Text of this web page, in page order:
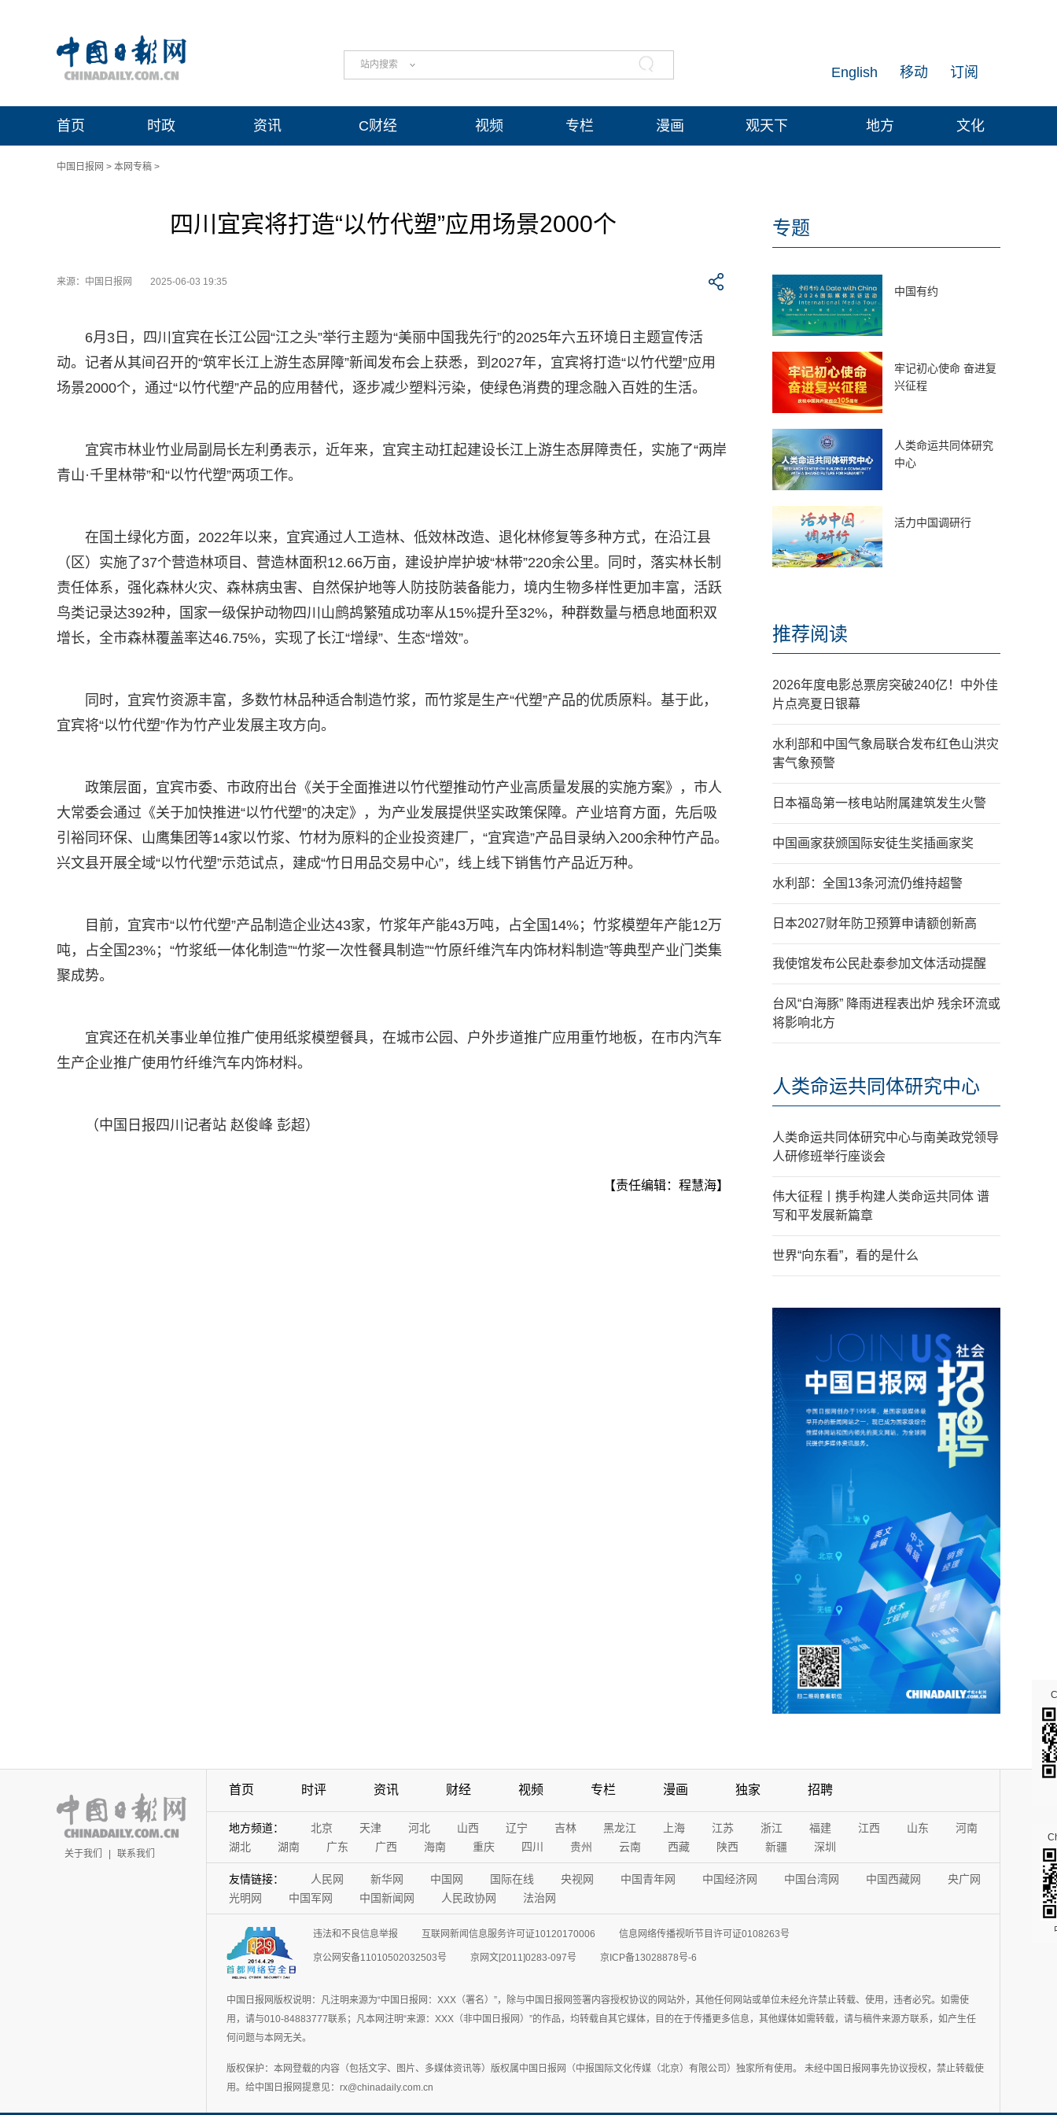
站内搜索 订阅
移动
English
首页 时政 资讯 C财经 视频 专栏 漫画 观天下 地方 文化
中国日报网 > 本网专稿 >
四川宜宾将打造“以竹代塑”应用场景2000个
来源：中国日报网 2025-06-03 19:35
6月3日，四川宜宾在长江公园“江之头”举行主题为“美丽中国我先行”的2025年六五环境日主题宣传活
动。记者从其间召开的“筑牢长江上游生态屏障”新闻发布会上获悉，到2027年，宜宾将打造“以竹代塑”应用
场景2000个，通过“以竹代塑”产品的应用替代，逐步减少塑料污染，使绿色消费的理念融入百姓的生活。
宜宾市林业竹业局副局长左利勇表示，近年来，宜宾主动扛起建设长江上游生态屏障责任，实施了“两岸
青山·千里林带”和“以竹代塑”两项工作。
在国土绿化方面，2022年以来，宜宾通过人工造林、低效林改造、退化林修复等多种方式，在沿江县
（区）实施了37个营造林项目、营造林面积12.66万亩，建设护岸护坡“林带”220余公里。同时，落实林长制
责任体系，强化森林火灾、森林病虫害、自然保护地等人防技防装备能力，境内生物多样性更加丰富，活跃
鸟类记录达392种，国家一级保护动物四川山鹧鸪繁殖成功率从15%提升至32%，种群数量与栖息地面积双
增长，全市森林覆盖率达46.75%，实现了长江“增绿”、生态“增效”。
同时，宜宾竹资源丰富，多数竹林品种适合制造竹浆，而竹浆是生产“代塑”产品的优质原料。基于此，
宜宾将“以竹代塑”作为竹产业发展主攻方向。
政策层面，宜宾市委、市政府出台《关于全面推进以竹代塑推动竹产业高质量发展的实施方案》，市人
大常委会通过《关于加快推进“以竹代塑”的决定》，为产业发展提供坚实政策保障。产业培育方面，先后吸
引裕同环保、山鹰集团等14家以竹浆、竹材为原料的企业投资建厂，“宜宾造”产品目录纳入200余种竹产品。
兴文县开展全域“以竹代塑”示范试点，建成“竹日用品交易中心”，线上线下销售竹产品近万种。
目前，宜宾市“以竹代塑”产品制造企业达43家，竹浆年产能43万吨，占全国14%；竹浆模塑年产能12万
吨，占全国23%；“竹浆纸一体化制造”“竹浆一次性餐具制造”“竹原纤维汽车内饰材料制造”等典型产业门类集
聚成势。
宜宾还在机关事业单位推广使用纸浆模塑餐具，在城市公园、户外步道推广应用重竹地板，在市内汽车
生产企业推广使用竹纤维汽车内饰材料。
（中国日报四川记者站 赵俊峰 彭超）
【责任编辑：程慧海】
专题
中国有约
牢记初心使命 奋进复
兴征程
人类命运共同体研究
中心
活力中国调研行
推荐阅读
2026年度电影总票房突破240亿！中外佳
片点亮夏日银幕
水利部和中国气象局联合发布红色山洪灾
害气象预警
日本福岛第一核电站附属建筑发生火警
中国画家获颁国际安徒生奖插画家奖
水利部：全国13条河流仍维持超警
日本2027财年防卫预算申请额创新高
我使馆发布公民赴泰参加文体活动提醒
台风“白海豚” 降雨进程表出炉 残余环流或
将影响北方
人类命运共同体研究中心
人类命运共同体研究中心与南美政党领导
人研修班举行座谈会
伟大征程丨携手构建人类命运共同体 谱
写和平发展新篇章
世界“向东看”，看的是什么
关于我们 | 联系我们
首页 时评 资讯 财经 视频 专栏 漫画 独家 招聘
地方频道： 北京 天津 河北 山西 辽宁 吉林 黑龙江 上海 江苏 浙江 福建 江西 山东
河南
湖北
湖南 广东 广西 海南 重庆 四川 贵州 云南 西藏 陕西 新疆 深圳
友情链接： 人民网 新华网 中国网 国际在线 央视网 中国青年网 中国经济网 中国台湾网 中国西藏网
央广网
光明网
中国军网 中国新闻网 人民政协网 法治网
违法和不良信息举报 互联网新闻信息服务许可证10120170006 信息网络传播视听节目许可证0108263号
京公网安备11010502032503号 京网文[2011]0283-097号 京ICP备13028878号-6
中国日报网版权说明：凡注明来源为“中国日报网：XXX（署名）”，除与中国日报网签署内容授权协议的网站外，其他任何网站或单位未经允许禁止转载、使用，违者必究。如需使
用，请与010-84883777联系；凡本网注明“来源：XXX（非中国日报网）”的作品，均转载自其它媒体，目的在于传播更多信息，其他媒体如需转载，请与稿件来源方联系，如产生任
何问题与本网无关。
版权保护：本网登载的内容（包括文字、图片、多媒体资讯等）版权属中国日报网（中报国际文化传媒（北京）有限公司）独家所有使用。 未经中国日报网事先协议授权，禁止转载使
用。给中国日报网提意见：rx@chinadaily.com.cn